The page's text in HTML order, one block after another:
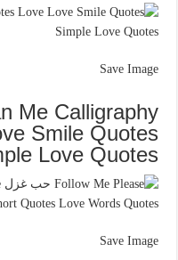
Save Image
Me Calligraphy
Smile Quotes
Love Quotes
Save Image